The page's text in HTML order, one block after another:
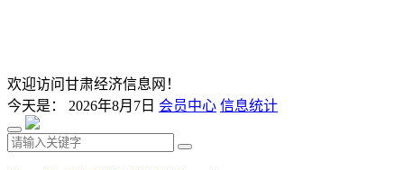
欢迎访问甘肃经济信息网！
今天是： 2026年8月7日 会员中心 信息统计